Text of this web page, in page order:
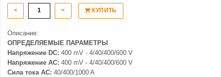
< > КУПИТЬ
Описание:
ОПРЕДЕЛЯЕМЫЕ ПАРАМЕТРЫ
Напряжение DC: 400 mV - 4/40/400/600 V
Напряжение AC: 400 mV - 4/40/400/600 V
Сила тока AC: 40/400/1000 A